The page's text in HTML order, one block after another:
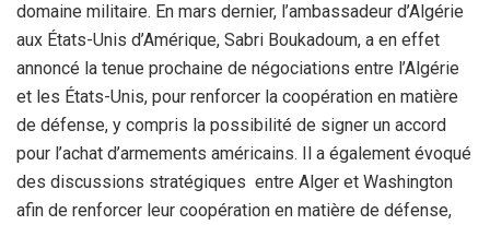
domaine militaire. En mars dernier, l’ambassadeur d’Algérie
aux États-Unis d’Amérique, Sabri Boukadoum, a en effet
annoncé la tenue prochaine de négociations entre l’Algérie
et les États-Unis, pour renforcer la coopération en matière
de défense, y compris la possibilité de signer un accord
pour l’achat d’armements américains. Il a également évoqué
des discussions stratégiques entre Alger et Washington
afin de renforcer leur coopération en matière de défense,